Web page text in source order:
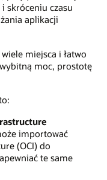
skróceniu czasu
aplikacji
miejsca i łatwo
moc, prostotę
importować
(OCI) do
te same